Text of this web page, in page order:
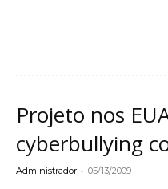
Projeto nos
cyberbullying
Administrador - 05/13/2009